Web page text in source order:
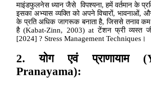
माइंडफुलनेस ध्यान जैसे विपश्यना, हमें वर्तमान के
इसका अभ्यास व्यक्ति को अपने विचारों, भावनाओं,
के प्रति अधिक जागरूक बनाता है, जिससे तनाव
है (Kabat-Zinn, 2003) at टेंशन फ्री व्यस्त
[2024] ? Stress Management Techniques।
2.योग एवं प्राणायाम
Pranayama):